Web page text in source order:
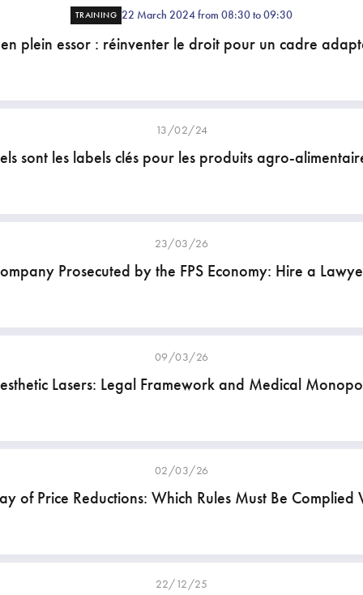
TRAINING 22 March 2024 from 08:30 to 09:30
plein essor : réinventer le droit pour un cadre
13/02/24
sont les labels clés pour les produits agro-
23/03/26
Prosecuted by the FPS Economy: Hire a
09/03/26
Lasers: Legal Framework and Medical
02/03/26
of Price Reductions: Which Rules Must Be Complied
22/12/25